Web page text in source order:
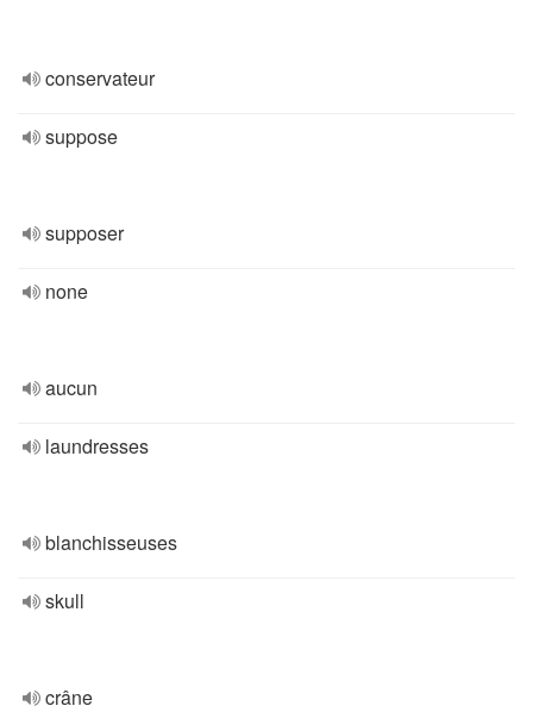
conservateur
suppose
supposer
none
aucun
laundresses
blanchisseuses
skull
crâne